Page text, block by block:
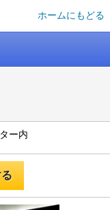
ホームにもどる
ー内